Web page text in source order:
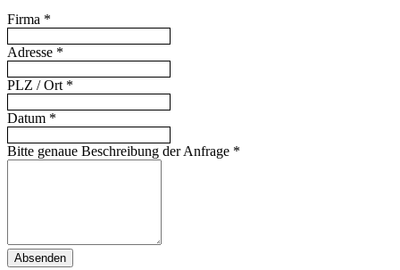
Firma *
Adresse *
PLZ / Ort *
Datum *
Bitte genaue Beschreibung der Anfrage *
Absenden